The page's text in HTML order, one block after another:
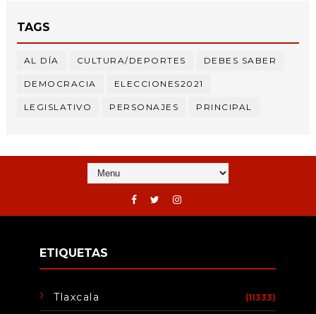
TAGS
AL DÍA CULTURA/DEPORTES DEBES SABER
DEMOCRACIA ELECCIONES2021
LEGISLATIVO PERSONAJES PRINCIPAL
ETIQUETAS
Tlaxcala (11333)